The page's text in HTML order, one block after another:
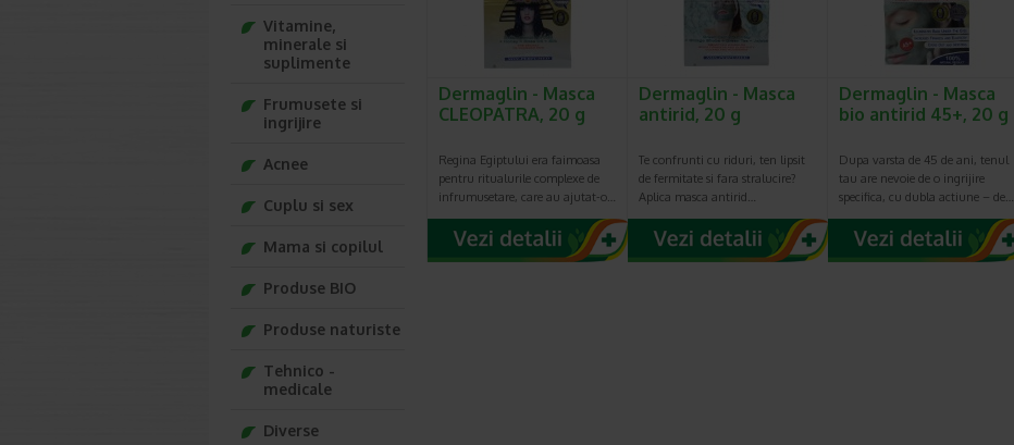
Dermaglin - Masca
CLEOPATRA, 20 g
Regina Egiptului era faimoasa
pentru ritualurile complexe de
infrumusetare, care au ajutat-o…
Dermaglin - Masca
antirid, 20 g
Te confrunti cu riduri, ten lipsit
de fermitate si fara stralucire?
Aplica masca antirid…
Dermaglin - Masca
bio antirid 45+, 20 g
Dupa varsta de 45 de ani, tenul
tau are nevoie de o ingrijire
specifica, cu dubla actiune – de…
Vitamine,
minerale si
suplimente
Frumusete si
ingrijire
Acnee
Cuplu si sex
Mama si copilul
Produse BIO
Produse naturiste
Tehnico -
medicale
Diverse